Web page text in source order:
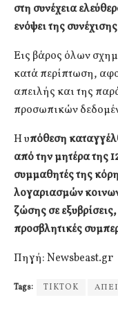
στη συνέχεια
ενόψει της
Εις βάρος όλων
κατά περίπτωση,
απειλής και της
προσωπικών
Η υπόθεση
από την μητέρα της
συμμαθητές της
λογαριασμών
ζώσης σε
προσβλητικές
Πηγή: Newsbeast.gr
Tags: TIKTOK